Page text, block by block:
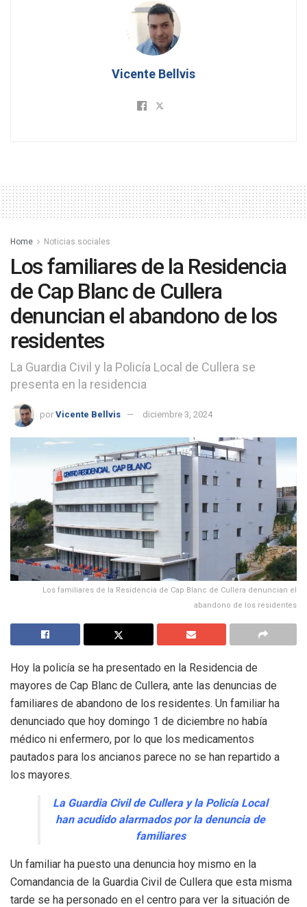
Vicente Bellvis
Home Noticias sociales
Los familiares de la Residencia
de Cap Blanc de Cullera
denuncian el abandono de los
residentes
La Guardia Civil y la Policía Local de Cullera se
presenta en la residencia
por Vicente Bellvis diciembre 3, 2024
Los familiares de la Residencia de Cap Blanc de Cullera denuncian el
abandono de los residentes
Hoy la policía se ha presentado en la Residencia de
mayores de Cap Blanc de Cullera, ante las denuncias de
familiares de abandono de los residentes. Un familiar ha
denunciado que hoy domingo 1 de diciembre no había
médico ni enfermero, por lo que los medicamentos
pautados para los ancianos parece no se han repartido a
los mayores.
La Guardia Civil de Cullera y la Policía Local
han acudido alarmados por la denuncia de
familiares
Un familiar ha puesto una denuncia hoy mismo en la
Comandancia de la Guardia Civil de Cullera que esta misma
tarde se ha personado en el centro para ver la situación de